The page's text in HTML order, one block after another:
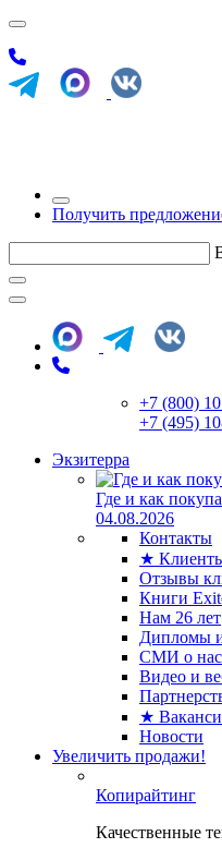
Получить
+7 (800)
+7 (495)
Экзитерра
Где и как
04.08.2026
Контакты
★
Отзывы
Книги
Нам 26 лет
Дипломы
СМИ о нас
Видео и
★
Новости
Увеличить продажи!
Копирайтинг
Качественные